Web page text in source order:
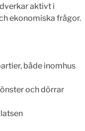
aktivt i
ekonomiska frågor.
både inomhus
och dörrar